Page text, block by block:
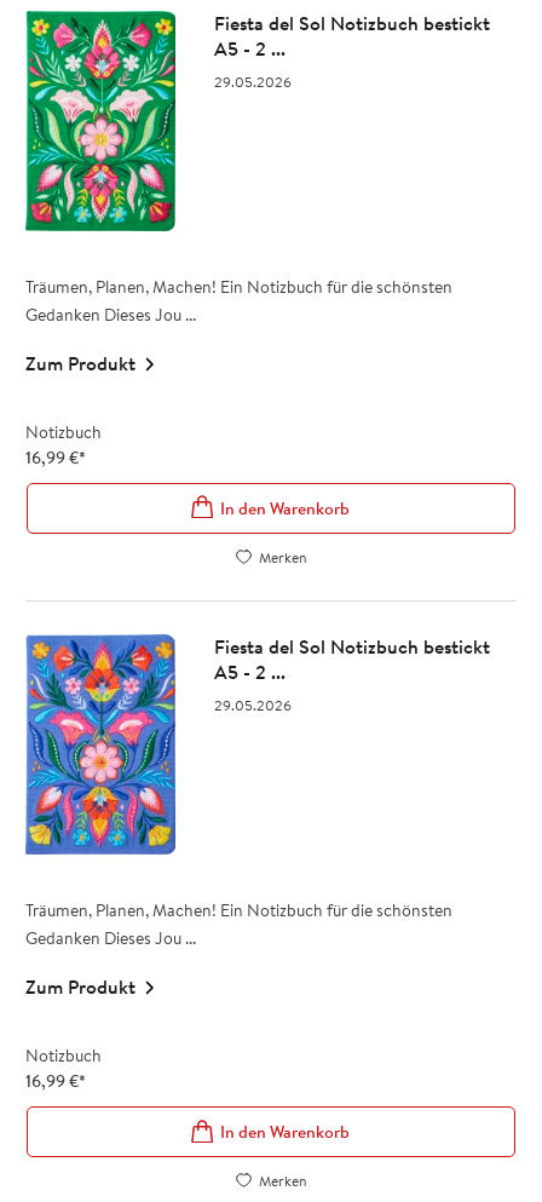
Fiesta del Sol Notizbuch bestickt
A5 - 2 ...
29.05.2026
Träumen, Planen, Machen! Ein Notizbuch für die schönsten
Gedanken Dieses Jou ...
Zum Produkt
Notizbuch
16,99€*
In den Warenkorb
Merken
Fiesta del Sol Notizbuch bestickt
A5 - 2 ...
29.05.2026
Träumen, Planen, Machen! Ein Notizbuch für die schönsten
Gedanken Dieses Jou ...
Zum Produkt
Notizbuch
16,99€*
In den Warenkorb
Merken